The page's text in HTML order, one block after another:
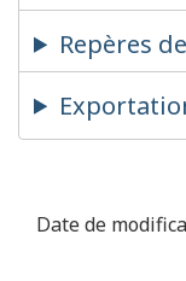
Repères
Date de